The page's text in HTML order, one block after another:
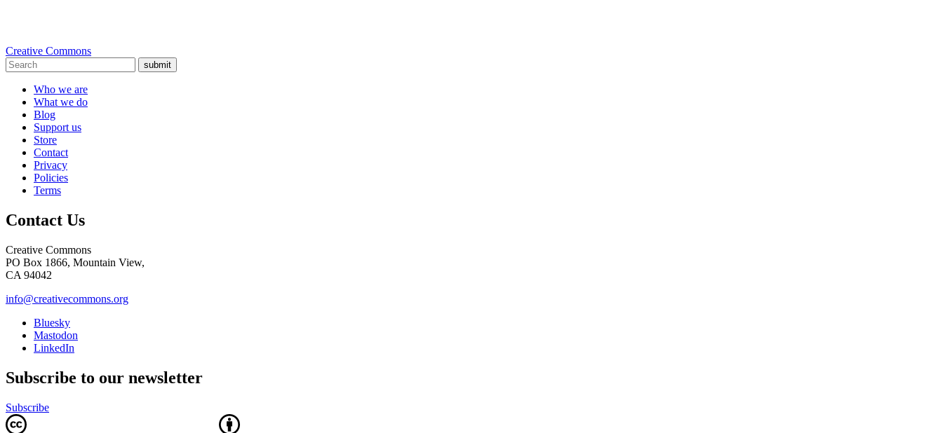
Creative Commons
submit
Who we are
What we do
Blog
Support us
Store
Contact
Privacy
Policies
Terms
Contact Us
Creative Commons
PO Box 1866, Mountain View,
CA 94042
info@creativecommons.org
Bluesky
Mastodon
LinkedIn
Subscribe to our newsletter
Subscribe